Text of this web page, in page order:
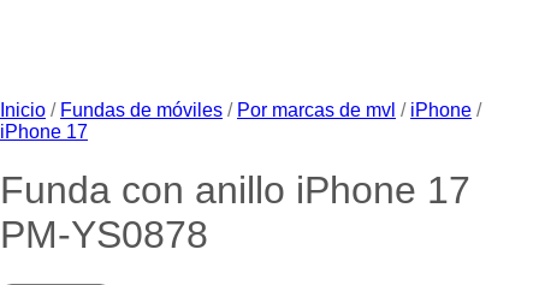
Inicio / Fundas de móviles / Por marcas de mvl / iPhone /
iPhone 17
Funda con anillo iPhone 17
PM-YS0878